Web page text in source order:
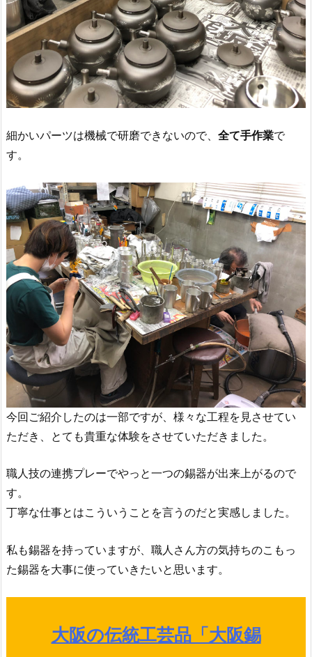
細かいパーツは機械で研磨できないので、 全て手作業で
す。
今回ご紹介したのは一部ですが、様々な工程を見させてい
ただき、とても貴重な体験をさせていただきました。
職人技の連携プレーでやっと一つの錫器が出来上がるので
す。
丁寧な仕事とはこういうことを言うのだと実感しました。
私も錫器を持っていますが、職人さん方の気持ちのこもっ
た錫器を大事に使っていきたいと思います。
大阪の伝統工芸品「大阪錫